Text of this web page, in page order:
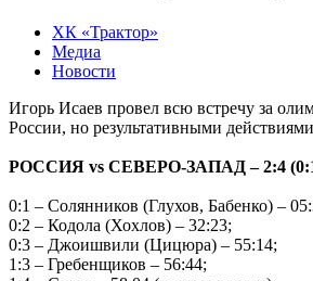
ХК «Трактор»
Медиа
Новости
Игорь Исаев провел всю встречу за
России, но результативными
РОССИЯ vs СЕВЕРО-ЗАПАД – 2:4
0:1 – Солянников (Глухов, Бабенко) –
0:2 – Кодола (Хохлов) – 32:23;
0:3 – Джоишвили (Цицюра) – 55:14;
1:3 – Гребенщиков – 56:44;